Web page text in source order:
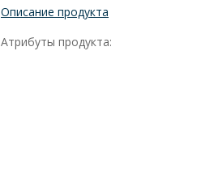
Описание продукта
Атрибуты продукта: